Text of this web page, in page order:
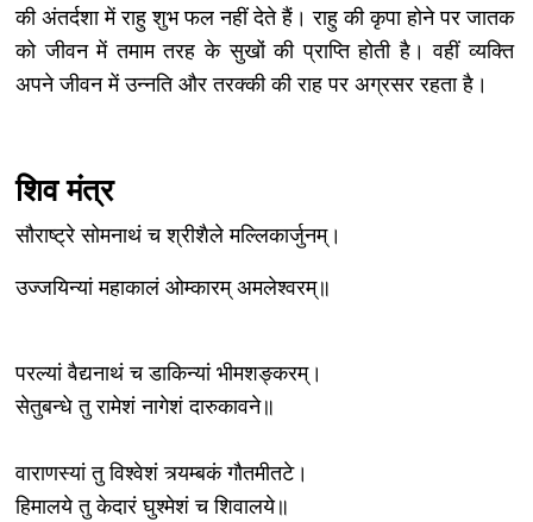
की अंतर्दशा में राहु शुभ फल नहीं देते हैं। राहु की कृपा होने पर जातक
को जीवन में तमाम तरह के सुखों की प्राप्ति होती है। वहीं व्यक्ति
अपने जीवन में उन्नति और तरक्की की राह पर अग्रसर रहता है।
शिव मंत्र
सौराष्ट्रे सोमनाथं च श्रीशैले मल्लिकार्जुनम्।
उज्जयिन्यां महाकालं ओम्कारम् अमलेश्वरम्॥
परल्यां वैद्यनाथं च डाकिन्यां भीमशङ्करम्।
सेतुबन्धे तु रामेशं नागेशं दारुकावने॥
वाराणस्यां तु विश्वेशं त्र्यम्बकं गौतमीतटे।
हिमालये तु केदारं घुश्मेशं च शिवालये॥